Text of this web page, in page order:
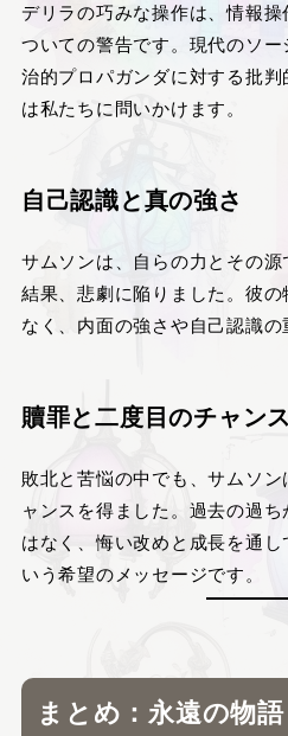
デリラの巧みな操作は、情報
ついての警告です。現代のソ
治的プロパガンダに対する批
は私たちに問いかけます。
自己認識と真の強さ
サムソンは、自らの力とその
結果、悲劇に陥りました。彼
なく、内面の強さや自己認識の
贖罪と二度目のチャンス
敗北と苦悩の中でも、サムソ
ャンスを得ました。過去の過
はなく、悔い改めと成長を通
いう希望のメッセージです。
まとめ：永遠の物